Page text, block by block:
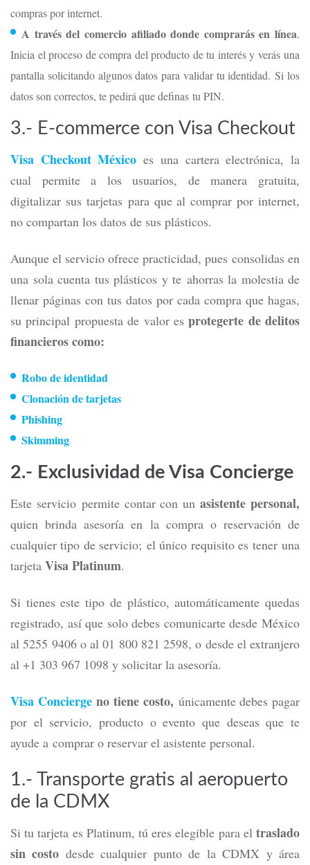
compras por internet.
A través del comercio afiliado donde comprarás en línea.
Inicia el proceso de compra del producto de tu interés y verás una
pantalla solicitando algunos datos para validar tu identidad.Si los
datos son correctos, te pedirá que definas tu PIN.
3.- E-commerce con Visa Checkout
Visa Checkout México es una cartera electrónica, la
cual permite a los usuarios, de manera gratuita,
digitalizar sus tarjetas para que al comprar por internet,
no compartan los datos de sus plásticos.
Aunque el servicio ofrece practicidad, pues consolidas en
una sola cuenta tus plásticos y te ahorras la molestia de
llenar páginas con tus datos por cada compra que hagas,
su principal propuesta de valor esprotegerte de delitos
financieros como:
Robo deidentidad
Clonación de tarjetas
Phishing
Skimming
2.- Exclusividad de Visa Concierge
Este servicio permite contar con un asistente personal,
quien brinda asesoría en la compra o reservación de
cualquier tipo de servicio; el único requisito es tener una
tarjeta Visa Platinum.
Si tienes este tipo de plástico, automáticamente quedas
registrado, así que solo debes comunicarte desde México
al 5255 9406 o al 01 800 821 2598, o desde el extranjero
al +1 303 967 1098 y solicitar la asesoría.
Visa Conciergeno tiene costo, únicamente debes pagar
por el servicio, producto o evento que deseas que te
ayude a comprar o reservar el asistente personal.
1.- Transporte gratis al aeropuerto
de la CDMX
Si tu tarjeta es Platinum, tú eres elegible para eltraslado
sin costo desde cualquier punto de la CDMX y área